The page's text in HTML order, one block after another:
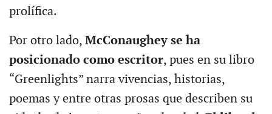
prolífica.
Por otro lado, McConaughey se ha
posicionado como escritor, pues en su libro
“Greenlights” narra vivencias, historias,
poemas y entre otras prosas que describen su